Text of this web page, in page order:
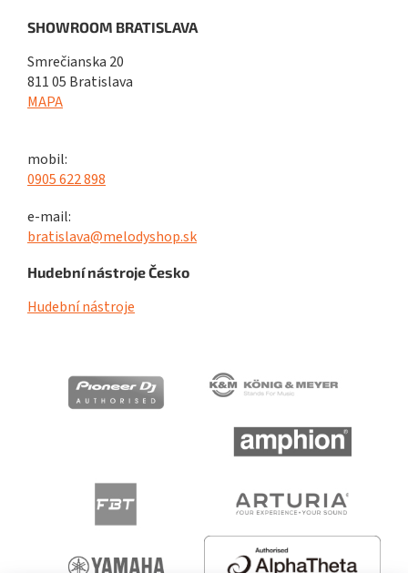
SHOWROOM BRATISLAVA
Smrečianska 20
811 05 Bratislava
MAPA
mobil:
0905 622 898
e-mail:
bratislava@melodyshop.sk
Hudební nástroje Česko
Hudební nástroje